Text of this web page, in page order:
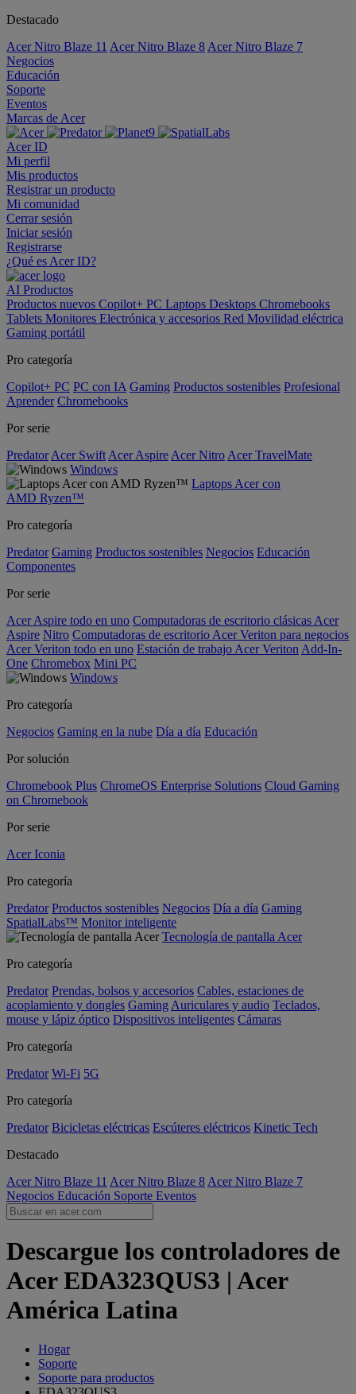
Destacado
Acer Nitro Blaze 11 Acer Nitro Blaze 8 Acer Nitro Blaze 7
Negocios
Educación
Soporte
Eventos
Marcas de Acer
Acer ID
Mi perfil
Mis productos
Registrar un producto
Mi comunidad
Cerrar sesión
Iniciar sesión
Registrarse
¿Qué es Acer ID?
AI Productos
Productos nuevos Copilot+ PC Laptops Desktops Chromebooks
Tablets Monitores Electrónica y accesorios Red Movilidad eléctrica
Gaming portátil
Pro categoría
Copilot+ PC PC con IA Gaming Productos sostenibles Profesional
Aprender Chromebooks
Por serie
Predator Acer Swift Acer Aspire Acer Nitro Acer TravelMate
Windows
Laptops Acer con
AMD Ryzen™
Pro categoría
Predator Gaming Productos sostenibles Negocios Educación
Componentes
Por serie
Acer Aspire todo en uno Computadoras de escritorio clásicas Acer
Aspire Nitro Computadoras de escritorio Acer Veriton para negocios
Acer Veriton todo en uno Estación de trabajo Acer Veriton Add-In-
One Chromebox Mini PC
Windows
Pro categoría
Negocios Gaming en la nube Día a día Educación
Por solución
Chromebook Plus ChromeOS Enterprise Solutions Cloud Gaming
on Chromebook
Por serie
Acer Iconia
Pro categoría
Predator Productos sostenibles Negocios Día a día Gaming
SpatialLabs™ Monitor inteligente
Tecnología de pantalla Acer
Pro categoría
Predator Prendas, bolsos y accesorios Cables, estaciones de
acoplamiento y dongles Gaming Auriculares y audio Teclados,
mouse y lápiz óptico Dispositivos inteligentes Cámaras
Pro categoría
Predator Wi-Fi 5G
Pro categoría
Predator Bicicletas eléctricas Escúteres eléctricos Kinetic Tech
Destacado
Acer Nitro Blaze 11 Acer Nitro Blaze 8 Acer Nitro Blaze 7
Negocios Educación Soporte Eventos
Descargue los controladores de
Acer EDA323QUS3 | Acer
América Latina
Hogar
Soporte
Soporte para productos